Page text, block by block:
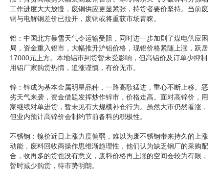
工作进度大大放慢，废铜供应更显紧张，持货者要价坚持。当前废
铜与电解铜差价已拉开，废铜或将重获市场青睐。
铝：中国北方暴雪天气令运输受阻，同时进一步加剧了煤电供应困
局，资金重入铝市，大幅推升沪铝价格，现铝价格紧随上涨，跃居
17000元上方。本地铝市到货暂未受影响，但高铝价及订单少抑制
用铝厂家购货热情，追涨谨慎，有价无市。
锌：锌成为基本金属明星品种，一路高歌猛进，重心不断上移。恶
劣天气来袭，资金借题发挥炒作锌市，价格走高。面对高锌价，用
家继续对单进货，暂未见有大规模补仓行为。虽然大市仍然看涨，
但业内预计高锌价会制约节前备料的积极性。
不锈钢：镍价近日上涨力度偏弱，难以为废不锈钢带来持久的上涨
动能，废料回收商操作思维渐趋理性，他们认为缺乏钢厂的采购配
合，收再多的货也没有意义，废料价格再上涨的空间会较为有限，
暂时减少购货，待市势明朗。